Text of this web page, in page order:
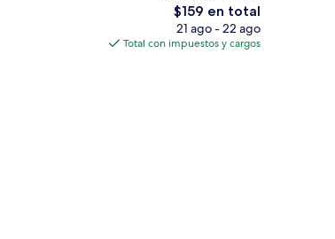
y cenas Exterior
El
precio
total
$159 en total
21 ago - 22 ago
Total con impuestos y cargos